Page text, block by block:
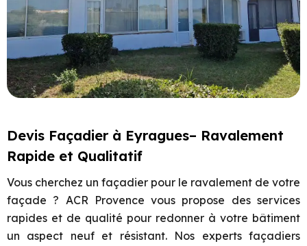
Devis Façadier à Eyragues– Ravalement
Rapide et Qualitatif
Vous cherchez un façadier pour le ravalement de votre
façade ? ACR Provence vous propose des services
rapides et de qualité pour redonner à votre bâtiment
un aspect neuf et résistant. Nos experts façadiers